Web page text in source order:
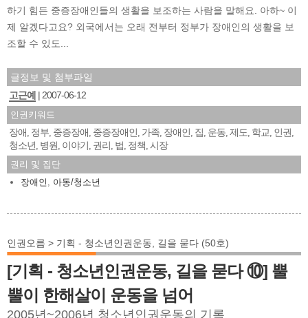
하기 힘든 중증장애인들의 생활을 보조하는 사람을 말해요. 아하~ 이
제 알겠다고요? 외국에서는 오래 전부터 정부가 장애인의 생활을 보
조할 수 있도...
글정보 및 첨부파일
고근예
2007-06-12
인권키워드
장애 정부 중증장애 중증장애인 가족 장애인 집 운동 제도 학교 인권
청소년 병원 이야기 권리 법 정책 시장
권리 및 집단
장애인
아동/청소년
인권오름 > 기획 - 청소년인권운동, 길을 묻다 (50호)
[기획 - 청소년인권운동, 길을 묻다 ⑩] 뿔
뿔이 한해살이 운동을 넘어
2005년~2006년 청소년인권운동의 기록